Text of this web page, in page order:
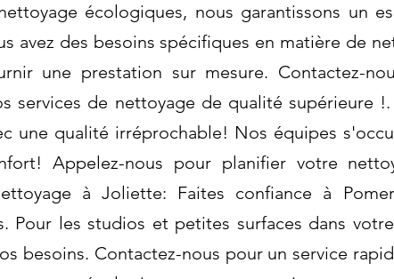
écologiques, nous garantissons un
avez des besoins spécifiques en matière de
une prestation sur mesure. Contactez-
services de nettoyage de qualité supérieure
une qualité irréprochable! Nos équipes
Appelez-nous pour planifier votre
à Joliette: Faites confiance à
Pour les studios et petites surfaces dans
besoins. Contactez-nous pour un service